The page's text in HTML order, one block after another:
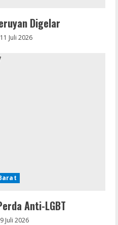
Digelar
11 Juli 2026
Anti-LGBT
9 Juli 2026